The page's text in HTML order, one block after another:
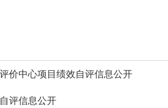
价中心项目绩效自评信息公开
评信息公开